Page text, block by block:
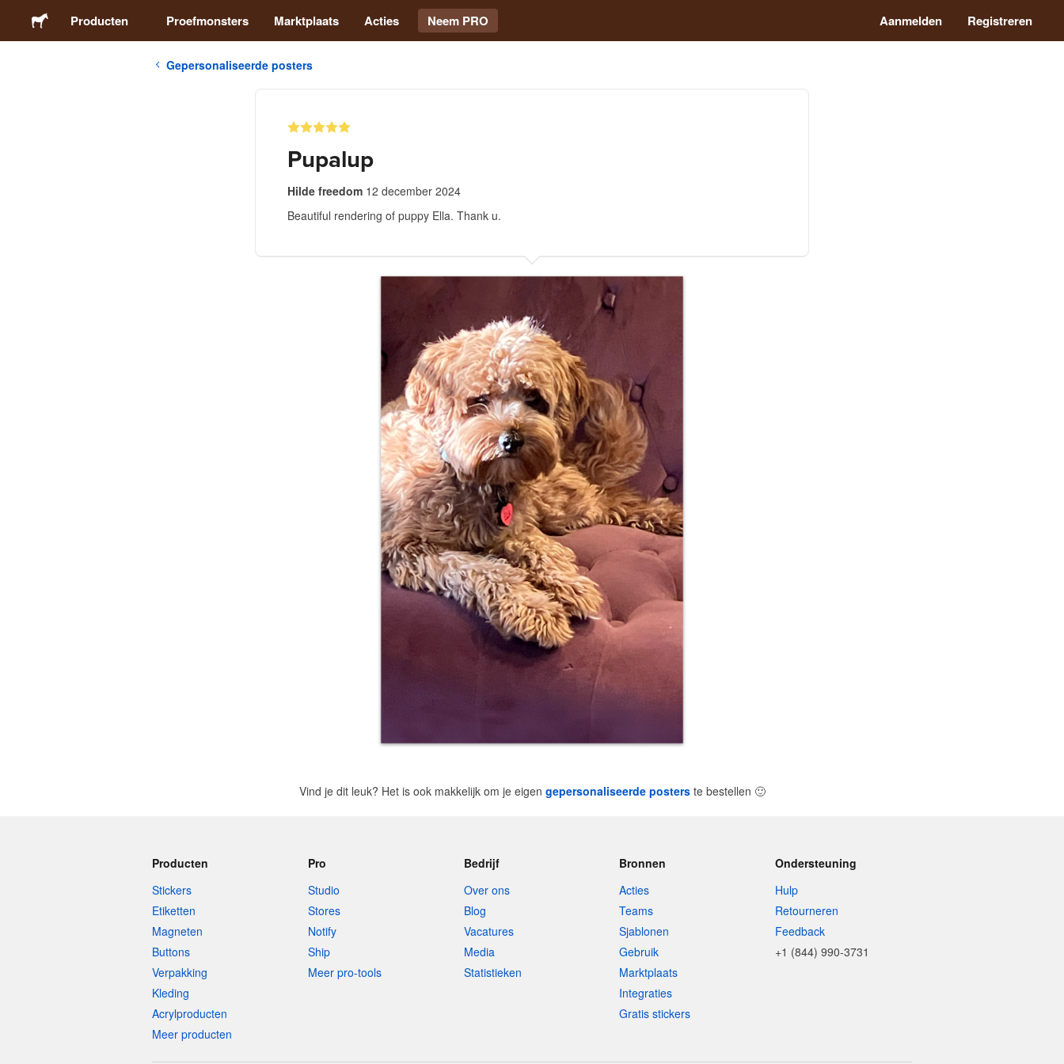
Producten Proefmonsters Marktplaats Acties Neem PRO Aanmelden Registreren
Gepersonaliseerde posters
Pupalup
Hilde freedom 12 december 2024
Beautiful rendering of puppy Ella. Thank u.
Vind je dit leuk? Het is ook makkelijk om je eigen gepersonaliseerde posterste bestellen 🙂
Producten
Stickers
Etiketten
Magneten
Buttons
Verpakking
Kleding
Acrylproducten
Meer producten
Pro
Studio
Stores
Notify
Ship
Meer pro-tools
Bedrijf
Over ons
Blog
Vacatures
Media
Statistieken
Bronnen
Acties
Teams
Sjablonen
Gebruik
Marktplaats
Integraties
Gratis stickers
Ondersteuning
Hulp
Retourneren
Feedback
+1 (844) 990-3731